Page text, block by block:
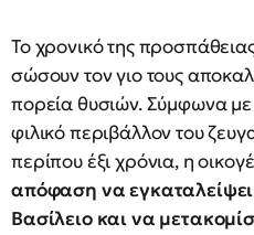
Το χρονικό της
σώσουν τον γιο τους
πορεία θυσιών. Σύμφωνα
φιλικό περιβάλλον του
περίπου έξι χρόνια, η
απόφαση να
Βασίλειο και να